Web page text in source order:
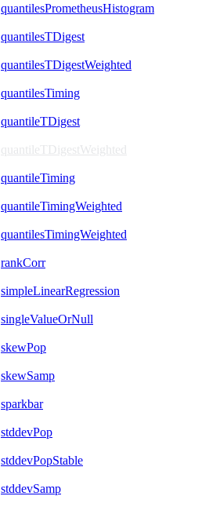
quantilesPrometheusHistogram
quantilesTDigest
quantilesTDigestWeighted
quantilesTiming
quantileTDigest
quantileTDigestWeighted
quantileTiming
quantileTimingWeighted
quantilesTimingWeighted
rankCorr
simpleLinearRegression
singleValueOrNull
skewPop
skewSamp
sparkbar
stddevPop
stddevPopStable
stddevSamp